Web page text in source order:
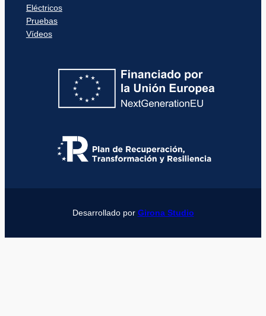
Eléctricos
Pruebas
Vídeos
Desarrollado por Girona Studio